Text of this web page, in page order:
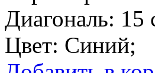
Диагональ: 15
Цвет: Синий;